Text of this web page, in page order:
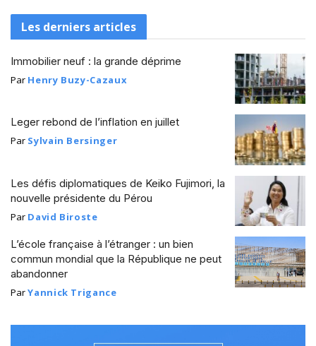
Les derniers articles
Immobilier neuf : la grande déprime
Par Henry Buzy-Cazaux
Leger rebond de l’inflation en juillet
Par Sylvain Bersinger
Les défis diplomatiques de Keiko Fujimori, la
nouvelle présidente du Pérou
Par David Biroste
L’école française à l’étranger : un bien
commun mondial que la République ne peut
abandonner
ParYannick Trigance